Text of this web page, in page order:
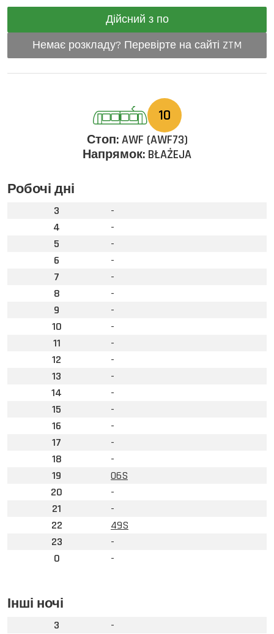
Дійсний з по
Немає розкладу? Перевірте на сайті ZTM
10
Стоп:AWF (AWF73)
Напрямок: BŁAŻEJA
Робочі дні
3
-
4
-
5
-
6
-
7
-
8
-
9
-
10
-
11
-
12
-
13
-
14
-
15
-
16
-
17
-
18
-
19
06S
20
-
21
-
22
49S
23
-
0
-
Інші ночі
3
-